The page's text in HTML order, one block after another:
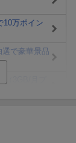
10万ポイン
選で豪華景品